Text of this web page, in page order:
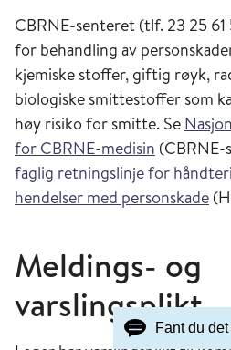
CBRNE-senteret (tlf. 23 25
for behandling av
kjemiske stoffer, giftig røyk,
biologiske smittestoffer som
høy risiko for smitte. Se
for CBRNE-medisin
faglig retningslinje for
hendelser med personskade
Meldings- og
varslingsplikt
Fant du